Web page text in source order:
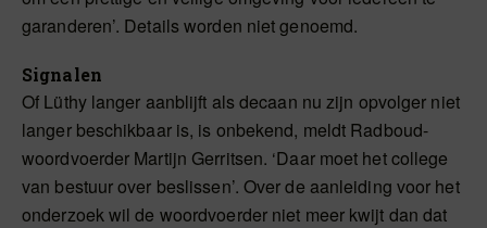
garanderen’. Details worden niet genoemd.
Signalen
Of Lüthy langer aanblijft als decaan nu zijn opvolger niet
langer beschikbaar is, is onbekend, meldt Radboud-
woordvoerder Martijn Gerritsen. ‘Daar moet het college
van bestuur over beslissen’. Over de aanleiding voor het
onderzoek wil de woordvoerder niet meer kwijt dan dat